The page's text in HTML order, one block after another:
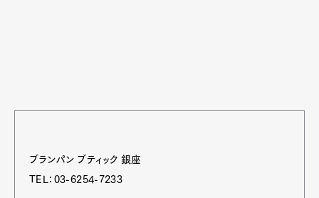
ブランパン ブティック 銀座
TEL：03-6254-7233